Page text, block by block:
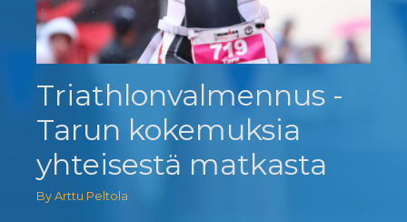
Triathlonvalmennus -
Tarun kokemuksia
yhteisestä matkasta
By Arttu Peltola